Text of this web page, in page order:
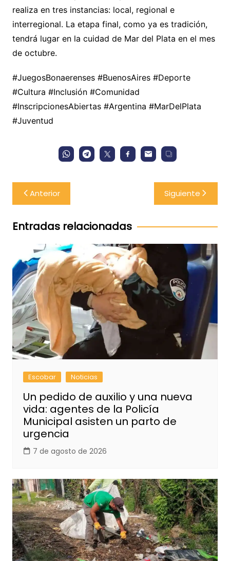
realiza en tres instancias: local, regional e
interregional. La etapa final, como ya es tradición,
tendrá lugar en la cuidad de Mar del Plata en el mes
de octubre.
#JuegosBonaerenses #BuenosAires #Deporte
#Cultura #Inclusión #Comunidad
#InscripcionesAbiertas #Argentina #MarDelPlata
#Juventud
Navegación
de
entradas
Anterior Siguiente
Entradas relacionadas
Escobar Noticias
Un pedido de auxilio y una nueva
vida: agentes de la Policía
Municipal asisten un parto de
urgencia
7 de agosto de 2026